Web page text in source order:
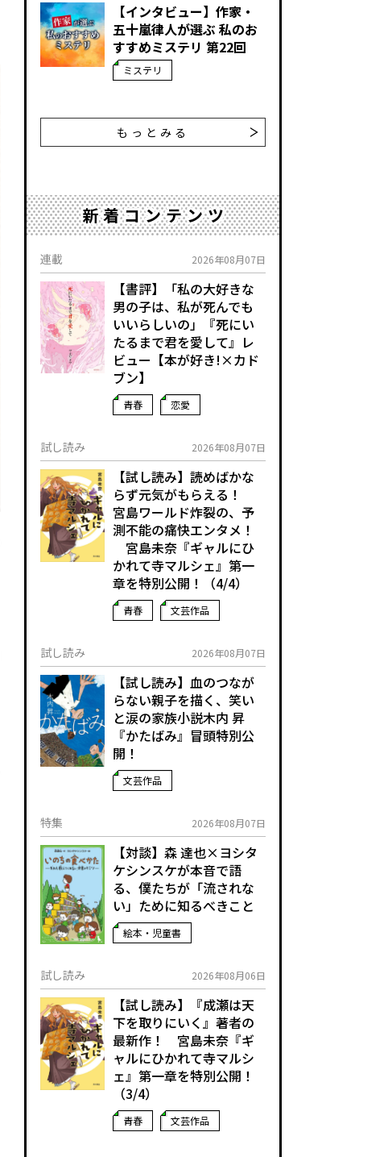
【インタビュー】作家・
五十嵐律人が選ぶ 私のお
すすめミステリ 第22回
ミステリ
もっとみる
新着コンテンツ
連載 2026年08月07日
【書評】「私の大好きな
男の子は、私が死んでも
いいらしいの」――『死にい
たるまで君を愛して』レ
ビュー【本が好き!×カド
ブン】
青春 恋愛
試し読み 2026年08月07日
【試し読み】読めばかな
らず元気がもらえる！
宮島ワールド炸裂の、予
測不能の痛快エンタメ！
宮島未奈『ギャルにひ
かれて寺マルシェ』第一
章を特別公開！（4/4）
青春 文芸作品
試し読み 2026年08月07日
【試し読み】血のつなが
らない親子を描く、笑い
と涙の家族小説――木内 昇
『かたばみ』冒頭特別公
開！
文芸作品
特集 2026年08月07日
【対談】森 達也×ヨシタ
ケシンスケが本音で語
る、僕たちが「流されな
い」ために知るべきこと
絵本・児童書
試し読み 2026年08月06日
【試し読み】『成瀬は天
下を取りにいく』著者の
最新作！ 宮島未奈『ギ
ャルにひかれて寺マルシ
ェ』第一章を特別公開！
（3/4）
青春 文芸作品